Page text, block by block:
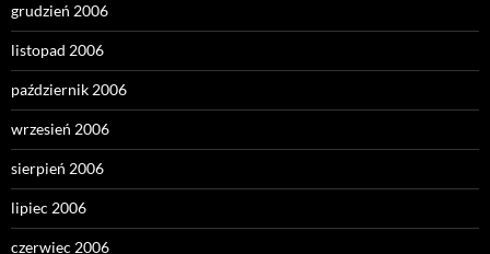
grudzień 2006
listopad 2006
październik 2006
wrzesień 2006
sierpień 2006
lipiec 2006
czerwiec 2006